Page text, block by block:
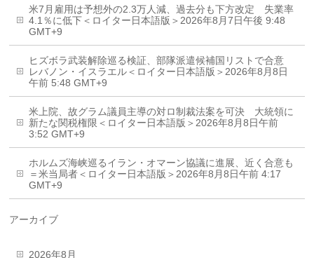
米7月雇用は予想外の2.3万人減、過去分も下方改定 失業率
4.1％に低下＜ロイター日本語版＞2026年8月7日午後 9:48
GMT+9
ヒズボラ武装解除巡る検証、部隊派遣候補国リストで合意
レバノン・イスラエル＜ロイター日本語版＞2026年8月8日
午前 5:48 GMT+9
米上院、故グラム議員主導の対ロ制裁法案を可決 大統領に
新たな関税権限＜ロイター日本語版＞2026年8月8日午前
3:52 GMT+9
ホルムズ海峡巡るイラン・オマーン協議に進展、近く合意も
＝米当局者＜ロイター日本語版＞2026年8月8日午前 4:17
GMT+9
アーカイブ
2026年8月